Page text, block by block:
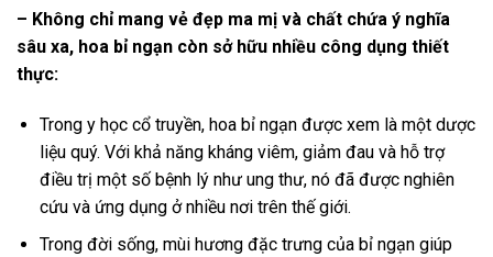
– Không chỉ mang vẻ đẹp ma mị và chất chứa ý nghĩa
sâu xa, hoa bỉ ngạn còn sở hữu nhiều công dụng thiết
thực:
Trong y học cổ truyền, hoa bỉ ngạn được xem là một dược
liệu quý. Với khả năng kháng viêm, giảm đau và hỗ trợ
điều trị một số bệnh lý như ung thư, nó đã được nghiên
cứu và ứng dụng ở nhiều nơi trên thế giới.
Trong đời sống, mùi hương đặc trưng của bỉ ngạn giúp